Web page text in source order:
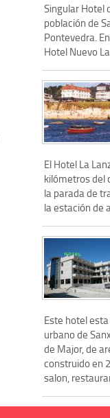
Singular Hotel
población de
Pontevedra.
Hotel Nuevo
El Hotel La
kilómetros del
la parada de
la estación de
Este hotel
urbano de
de Major, de
construido en
salon,